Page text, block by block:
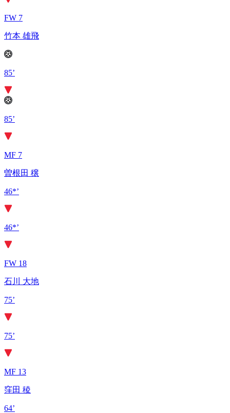
FW 7
竹本 雄飛
85’
85’
MF 7
曽根田 穣
46*’
46*’
FW 18
石川 大地
75’
75’
MF 13
窪田 稜
64’